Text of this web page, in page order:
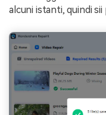
alcuni istanti, quindi sii